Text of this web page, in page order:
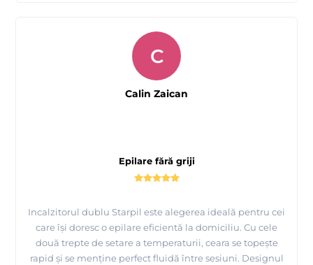
Epilare fără griji
Incalzitorul dublu Starpil este alegerea ideală pentru cei
care își doresc o epilare eficientă la domiciliu. Cu cele
două trepte de setare a temperaturii, ceara se topește
rapid și se menține perfect fluidă între sesiuni. Designul
C
Calin Zaican